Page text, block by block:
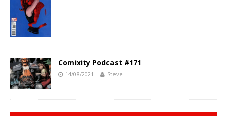
Comixity Podcast #171
14/08/2021 Steve